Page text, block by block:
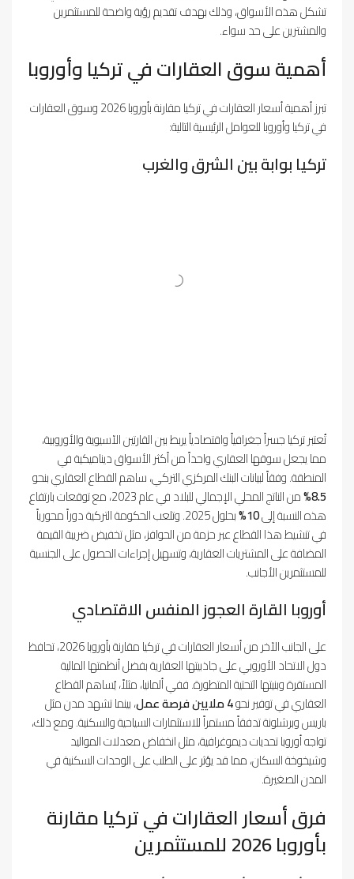
تشكل هذه الأسواق، وذلك بهدف تقديم رؤية واضحة للمستثمرين
والمشترين على حد سواء.
أهمية سوق العقارات في تركيا وأوروبا
تبرز أهمية أسعار العقارات في تركيا مقارنة بأوروبا 2026 وسوق العقارات
في تركيا وأوروبا للعوامل الرئيسية التالية:
تركيا بوابة بين الشرق والغرب
تُعتبر تركيا جسراً جغرافياً واقتصادياً يربط بين القارتين الآسيوية والأوروبية،
مما يجعل سوقها العقاري واحداً من أكثر الأسواق ديناميكية في
المنطقة. وفقاً لبيانات البنك المركزي التركي، ساهم القطاع العقاري بنحو
8.5%
من الناتج المحلي الإجمالي للبلاد في عام 2023، مع توقعات بارتفاع
هذه النسبة إلى10%
بحلول 2025. وتلعب الحكومة التركية دوراً محورياً
في تنشيط هذا القطاع عبر حزمة من الحوافز، مثل تخفيض ضريبة القيمة
المضافة على المشتريات العقارية، وتسهيل إجراءات الحصول على الجنسية
للمستثمرين الأجانب.
أوروبا القارة العجوز المنفس الاقتصادي
على الجانب الآخر من أسعار العقارات في تركيا مقارنة بأوروبا 2026، تحافظ
دول الاتحاد الأوروبي على جاذبيتها العقارية بفضل أنظمتها المالية
المستقرة وبنيتها التحتية المتطورة. ففي ألمانيا، مثلاً، يُساهم القطاع
العقاري في توفير نحو4 ملايين فرصة عمل
، بينما تشهد مدن مثل
باريس وبرشلونة تدفقاً مستمراً للاستثمارات السياحية والسكنية. ومع ذلك،
تواجه أوروبا تحديات ديموغرافية، مثل انخفاض معدلات المواليد
وشيخوخة السكان، مما قد يؤثر على الطلب على الوحدات السكنية في
المدن الصغيرة.
فرق أسعار العقارات في تركيا مقارنة
بأوروبا 2026 للمستثمرين